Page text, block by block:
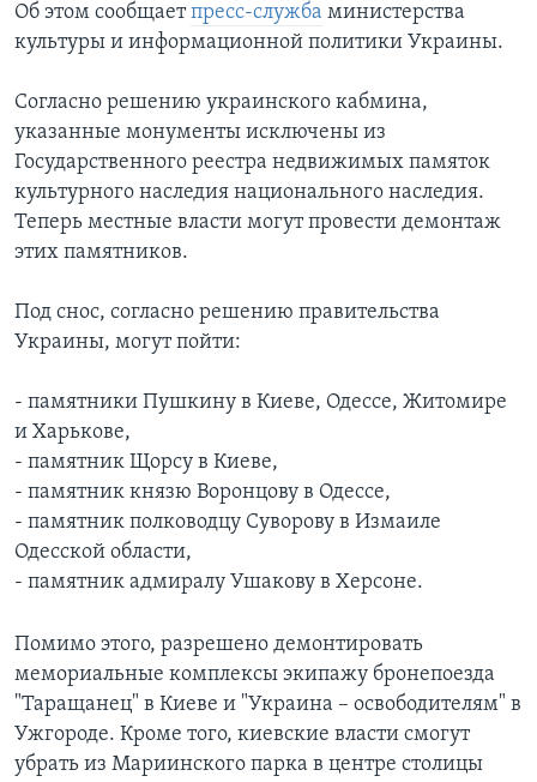
Об этом сообщаетпресс-служба министерства
культуры и информационной политики Украины.
Согласно решению украинского кабмина,
указанные монументы исключены из
Государственного реестра недвижимых памяток
культурного наследия национального наследия.
Теперь местные власти могут провести демонтаж
этих памятников.
Под снос, согласно решению правительства
Украины, могут пойти:
- памятники Пушкину в Киеве, Одессе, Житомире
и Харькове,
- памятник Щорсу в Киеве,
- памятник князю Воронцову в Одессе,
- памятник полководцу Суворову в Измаиле
Одесской области,
- памятник адмиралу Ушакову в Херсоне.
Помимо этого, разрешено демонтировать
мемориальные комплексы экипажу бронепоезда
"Таращанец" в Киеве и "Украина – освободителям" в
Ужгороде. Кроме того, киевские власти смогут
убрать из Мариинского парка в центре столицы